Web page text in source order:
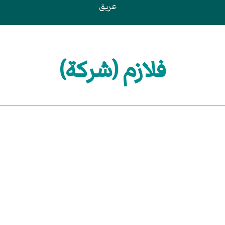
عريق
فلازم (شركة)